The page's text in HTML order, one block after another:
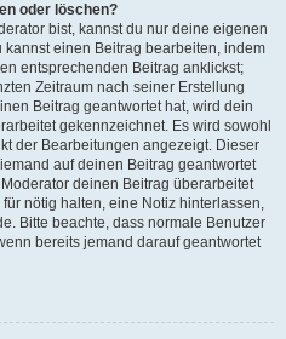
oder löschen?
bist, kannst du nur deine eigenen
einen Beitrag bearbeiten, indem
entsprechenden Beitrag anklickst;
Zeitraum nach seiner Erstellung
Beitrag geantwortet hat, wird dein
gekennzeichnet. Es wird sowohl
der Bearbeitungen angezeigt. Dieser
auf deinen Beitrag geantwortet
deinen Beitrag überarbeitet
nötig halten, eine Notiz hinterlassen,
Bitte beachte, dass normale Benutzer
bereits jemand darauf geantwortet